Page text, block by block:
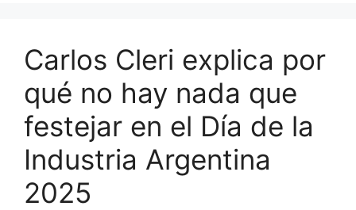
Carlos Cleri explica por
qué no hay nada que
festejar en el Día de la
Industria Argentina
2025